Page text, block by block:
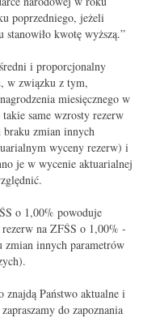
poprzedniego, jeżeli
stanowiło kwotę wyższą.”
i proporcjonalny
w związku z tym,
miesięcznego w
same wzrosty rezerw
braku zmian innych
wyceny rezerw) i
je w wycenie aktuarialnej
o 1,00% powoduje
na ZFŚS o 1,00% -
innych parametrów
znajdą Państwo aktualne i
do zapoznania